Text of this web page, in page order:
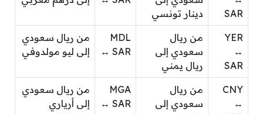
SAR
دينار تونسي
YER
↔
SAR
من ريال
سعودي إلى
ريال يمني
MDL
↔ SAR
من ريال سعودي
إلى ليو مولدوفي
CNY
↔
من ريال
سعودي إلى
MGA
↔ SAR
من ريال سعودي
إلى أرياري